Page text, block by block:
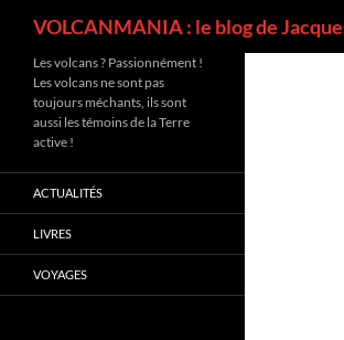
VOLCANMANIA : le blog de
Les volcans ? Passionnément !
Les volcans ne sont pas
toujours méchants, ils sont
aussi les témoins de la Terre
active !
ACTUALITÉS
LIVRES
VOYAGES